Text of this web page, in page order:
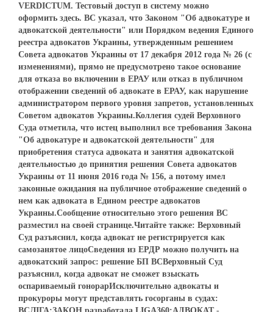
VERDICTUM. Тестовый доступ в систему можно
оформить здесь. ВС указал, что Законом "Об адвокатуре и
адвокатской деятельности" или Порядком ведения Единого
реестра адвокатов Украины, утвержденным решением
Совета адвокатов Украины от 17 декабря 2012 года № 26 (с
изменениями), прямо не предусмотрено такое основание
для отказа во включении в ЕРАУ или отказ в публичном
отображении сведений об адвокате в ЕРАУ, как нарушение
администратором первого уровня запретов, установленных
Советом адвокатов Украины.Коллегия судей Верховного
Суда отметила, что истец выполнил все требования Закона
"Об адвокатуре и адвокатской деятельности" для
приобретения статуса адвоката и занятия адвокатской
деятельностью до принятия решения Совета адвокатов
Украины от 11 июня 2016 года № 156, а потому имел
законные ожидания на публичное отображение сведений о
нем как адвоката в Едином реестре адвокатов
Украины.Сообщение относительно этого решения ВС
разместил на своей странице.Читайте также: Верховный
Суд разъяснил, когда адвокат не регистрируется как
самозанятое лицоСведения из ЕРДР можно получить на
адвокатский запрос: решение БП ВСВерховный Суд
разъяснил, когда адвокат не сможет взыскать
оспариваемый гонорарИсключительно адвокаты и
прокуроры могут представлять госорганы в судах:
ВСЛІГА:ЗАКОН разработала LIGA360:АДВОКАТ -